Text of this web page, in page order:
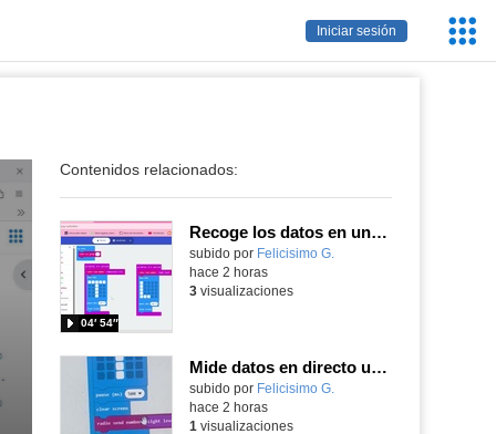
Iniciar sesión
Contenidos relacionados:
Recoge los datos en una gráfica programando tu placa microbit con MakeCode y conoce la Tª y nivel de luz en este eclipse
Contenido educativo.
subido por Felicisimo G.
04′ 54″
hace 2 horas
3visualizaciones
Mide datos en directo usando tu placa microbit y programando con MakeCode dos placas conectadas por radio
Contenido educativo.
subido por Felicisimo G.
hace 2 horas
1 visualizaciones